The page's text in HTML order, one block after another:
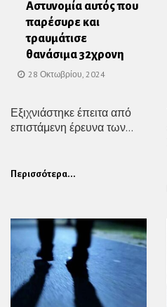
Αστυνομία αυτός που
παρέσυρε και
τραυμάτισε
θανάσιμα 32χρονη
28 Οκτωβρίου, 2024
Εξιχνιάστηκε έπειτα από
επιστάμενη έρευνα των...
Περισσότερα...